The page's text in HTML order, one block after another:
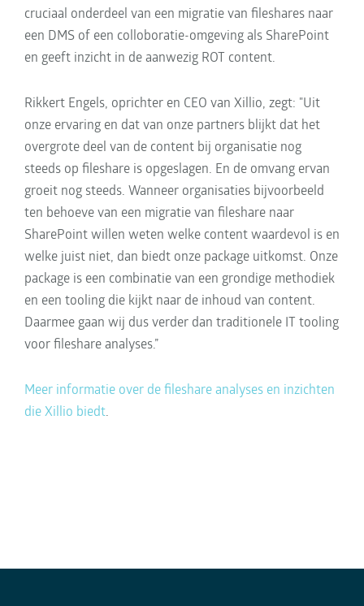
cruciaal onderdeel van een migratie van fileshares naar
een DMS of een colloboratie-omgeving als SharePoint
en geeft inzicht in de aanwezig ROT content.
Rikkert Engels, oprichter en CEO van Xillio, zegt: "Uit
onze ervaring en dat van onze partners blijkt dat het
overgrote deel van de content bij organisatie nog
steeds op fileshare is opgeslagen. En de omvang ervan
groeit nog steeds. Wanneer organisaties bijvoorbeeld
ten behoeve van een migratie van fileshare naar
SharePoint willen weten welke content waardevol is en
welke juist niet, dan biedt onze package uitkomst. Onze
package is een combinatie van een grondige methodiek
en een tooling die kijkt naar de inhoud van content.
Daarmee gaan wij dus verder dan traditionele IT tooling
voor fileshare analyses.”
Meer informatie over de fileshare analyses en inzichten
die Xillio biedt.